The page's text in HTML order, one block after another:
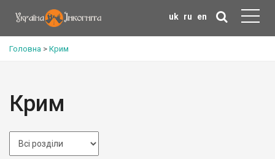
uk ru en
Головна > Крим
Крим